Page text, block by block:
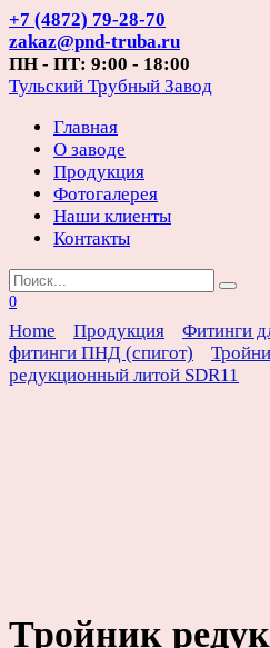
Перейти
к
содержанию
+7 (4872) 79-28-70
zakaz@pnd-truba.ru
ПН - ПТ: 9:00 - 18:00
Тульский Трубный Завод
Главная
О заводе
Продукция
Фотогалерея
Наши клиенты
Контакты
Search
for:
0
Home Продукция Фитинги
фитинги ПНД (спигот)
редукционный литой SDR11
Тройник